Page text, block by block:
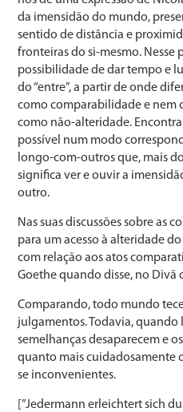
da imensidão do mundo,
sentido de distância e
fronteiras do si-mesmo. Nesse
possibilidade de dar tempo e
do “entre”, a partir de onde
como comparabilidade e nem
como não-alteridade.
possível num modo
longo-com-outros que, mais
significa ver e ouvir a
outro.
Nas suas discussões sobre as
para um acesso à alteridade
com relação aos atos
Goethe quando disse, no Divã
Comparando, todo mundo
julgamentos. Todavia, quando
semelhanças desaparecem e
quanto mais cuidadosamente
se inconvenientes.
[”Jedermann erleichtert sich